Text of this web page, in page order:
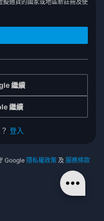
通貨的國家或地區新註冊及使
繼續
繼續
登入
Google 隱私權政策 及 服務條款